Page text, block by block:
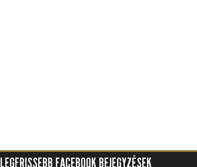
LEGFRISSEBB FACEBOOK BEJEGYZÉSEK